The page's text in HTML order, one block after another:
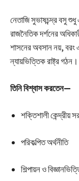
নেতাজি সুভাষচন্দ্র বসু
রাজনৈতিক দর্শনের
শাসনের অবসান নয়, বরং
ন্যায়ভিত্তিক রাষ্ট্র গঠন।
তিনি বিশ্বাস করতেন—
শক্তিশালী কেন্দ্রীয়
পরিকল্পিত অর্থনীতি
শিল্পায়ন ও